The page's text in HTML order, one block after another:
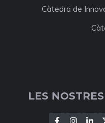
Càtedra de
LES